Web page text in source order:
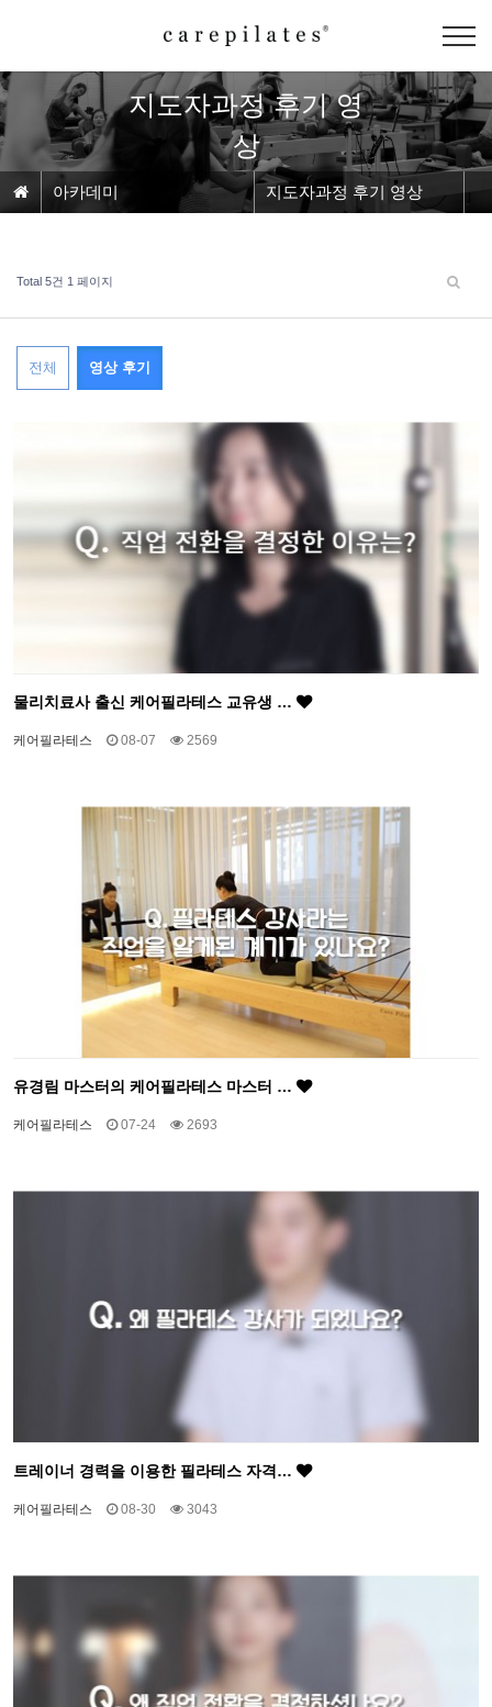
지도자과정 후기 영
상
아카데미 지도자과정 후기 영상
Total 5건 1 페이지
전체 영상 후기
물리치료사 출신 케어필라테스 교유생 …
케어필라테스 08-07 2569
유경림 마스터의 케어필라테스 마스터 …
케어필라테스 07-24 2693
트레이너 경력을 이용한 필라테스 자격…
케어필라테스 08-30 3043